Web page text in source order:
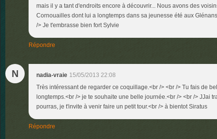
mais il y a tant d'endroits encore à découvrir... Nous avons des
Cornouailles dont lui a longtemps dans sa jeunesse été aux
/> Je t'embrasse bien fort Sylvie
Répondre
N nadia-vraie 15/05/2013 22:08
Très intéressant de regarder ce coquillage.<br /> <br /> Tu fais de
longtemps.<br /> je te souhaite une belle journée.<br /> <br /> JJai
pourras, je t'invite à venir faire un petit tour.<br /> à bientot Siratus
Répondre